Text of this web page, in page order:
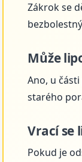
Zákrok se
Může
Ano, u
starého
Vrací se
Pokud je